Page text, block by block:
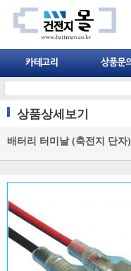
상품상세보기
배터리 터미날 (축전지 단자)